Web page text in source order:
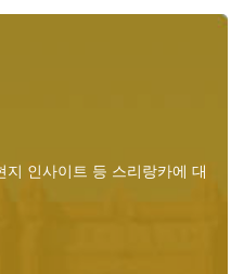
지 인사이트 등 스리랑카에 대